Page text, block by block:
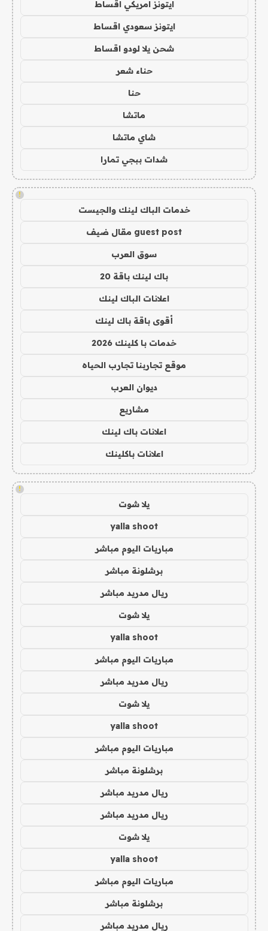
ايتونز امريكي اقساط
ايتونز سعودي اقساط
شحن يلا لودو اقساط
حناء شعر
حنا
ماتشا
شاي ماتشا
شدات ببجي تمارا
!
خدمات الباك لينك والجيست
guest post مقال ضيف
سوق العرب
باك لينك باقة 20
اعلانات الباك لينك
أقوى باقة باك لينك
خدمات با كلينك 2026
موقع تجاربنا تجارب الحياه
ديوان العرب
مشاريع
اعلانات باك لينك
اعلانات باكلينك
!
يلا شوت
yalla shoot
مباريات اليوم مباشر
برشلونة مباشر
ريال مدريد مباشر
يلا شوت
yalla shoot
مباريات اليوم مباشر
ريال مدريد مباشر
يلا شوت
yalla shoot
مباريات اليوم مباشر
برشلونة مباشر
ريال مدريد مباشر
ريال مدريد مباشر
يلا شوت
yalla shoot
مباريات اليوم مباشر
برشلونة مباشر
ريال مدريد مباشر